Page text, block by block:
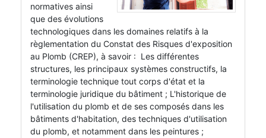
normatives ainsi
que des évolutions
technologiques dans les domaines relatifs à la
règlementation du Constat des Risques d'exposition
au Plomb (CREP), à savoir : Les différentes
structures, les principaux systèmes constructifs, la
terminologie technique tout corps d'état et la
terminologie juridique du bâtiment ; L'historique de
l'utilisation du plomb et de ses composés dans les
bâtiments d'habitation, des techniques d'utilisation
du plomb, et notamment dans les peintures ;